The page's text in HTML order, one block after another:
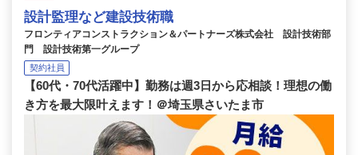
設計監理など建設技術職
フロンティアコンストラクション＆パートナーズ株式会社 設計技術部
門 設計技術第一グループ
契約社員
【60代・70代活躍中】勤務は週3日から応相談！理想の働
き方を最大限叶えます！＠埼玉県さいたま市